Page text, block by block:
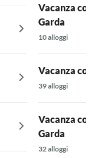
Vacanza con
Garda
10 alloggi
Vacanza con
39 alloggi
Vacanza con
Garda
32 alloggi